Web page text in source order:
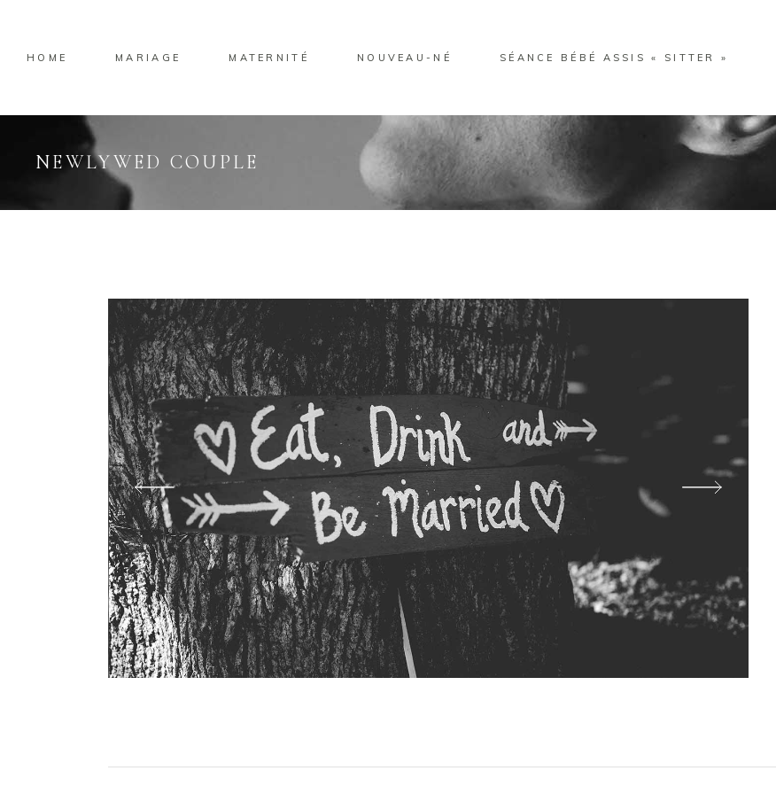
HOME MARIAGE MATERNITÉ NOUVEAU-NÉ SÉANCE BÉBÉ ASSIS « SITTER »
NEWLYWED COUPLE